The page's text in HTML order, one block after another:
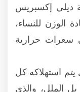
ديلي إكسبريس
الوزن للنساء،
سعرات حرارية
استهلاكه كل
الملل، والذي